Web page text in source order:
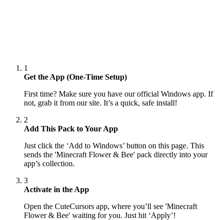
1
Get the App (One-Time Setup)
First time? Make sure you have our official Windows app. If
not, grab it from our site. It’s a quick, safe install!
2
Add This Pack to Your App
Just click the ‘Add to Windows’ button on this page. This
sends the 'Minecraft Flower & Bee' pack directly into your
app’s collection.
3
Activate in the App
Open the CuteCursors app, where you’ll see 'Minecraft
Flower & Bee' waiting for you. Just hit ‘Apply’!